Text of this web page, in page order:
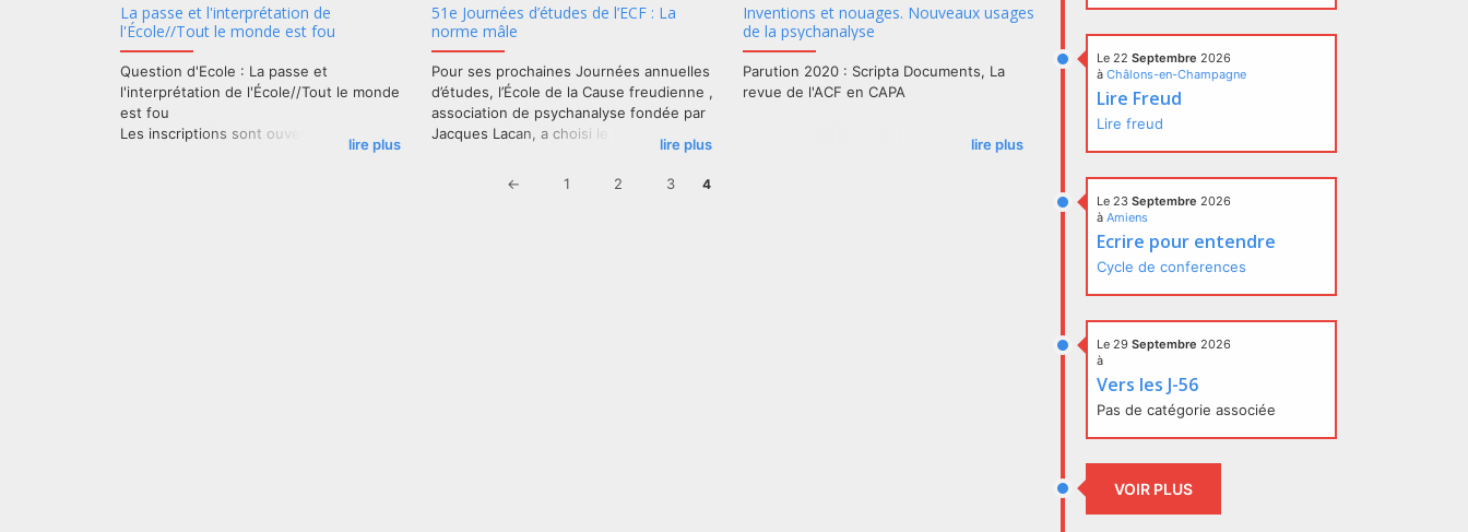
La passe et l'interprétation de
l'École//Tout le monde est fou
Question d'Ecole : La passe et
l'interprétation de l'École//Tout le monde
est fou
Les inscriptions sont ouvertes!
lire plus
51e Journées d’études de l’ECF : La
norme mâle
Pour ses prochaines Journées annuelles
d’études, l’École de la Cause freudienne ,
association de psychanalyse fondée par
Jacques Lacan, a choisi le thème: La
lire plus
Inventions et nouages. Nouveaux usages
de la psychanalyse
Parution 2020 : Scripta Documents, La
revue de l'ACF en CAPA
lire plus
← 1 2 3 4
Le 22Septembre 2026
àChâlons-en-Champagne
Lire Freud
Lire freud
Le 23Septembre 2026
àAmiens
Ecrire pour entendre
Cycle de conferences
Le 29Septembre 2026
à
Vers les J-56
Pas de catégorie associée
VOIR PLUS